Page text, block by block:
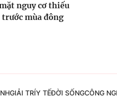
nguy cơ thiếu
mùa đông
GIẢI TRÍY TẾĐỜI SỐNGCÔNG